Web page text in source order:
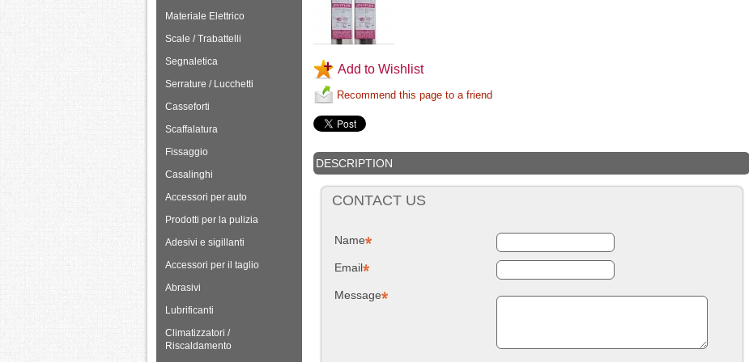
Materiale Elettrico
Scale / Trabattelli
Segnaletica
Serrature / Lucchetti
Casseforti
Scaffalatura
Fissaggio
Casalinghi
Accessori per auto
Prodotti per la pulizia
Adesivi e sigillanti
Accessori per il taglio
Abrasivi
Lubrificanti
Climatizzatori /
Riscaldamento
Add to Wishlist
Recommend this page to a friend
DESCRIPTION
CONTACT US
Name
Email
Message
pini (COPY) -
TEKNICA